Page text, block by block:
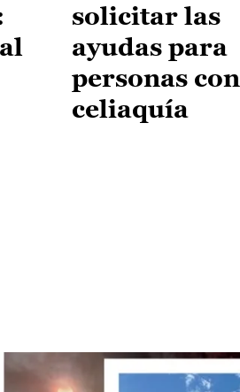
solicitar las
ayudas para
personas con
celiaquía